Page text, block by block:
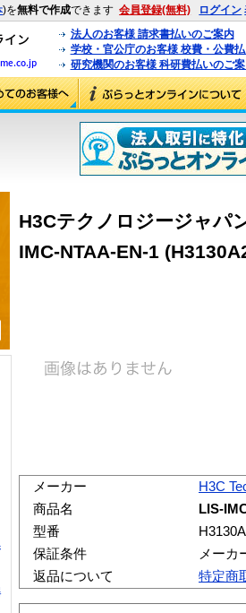
)を無料で作成できます 会員登録(無料) ログイン
法人のお客様 請求書払いのご案内
学校・官公庁のお客様 校費・公費
研究機関のお客様 科研費払いのご
H3Cテクノロジージャパ
IMC-NTAA-EN-1
メーカー
H3C
商品名
LIS-
型番
保証条件
メーカ
返品について
特定商